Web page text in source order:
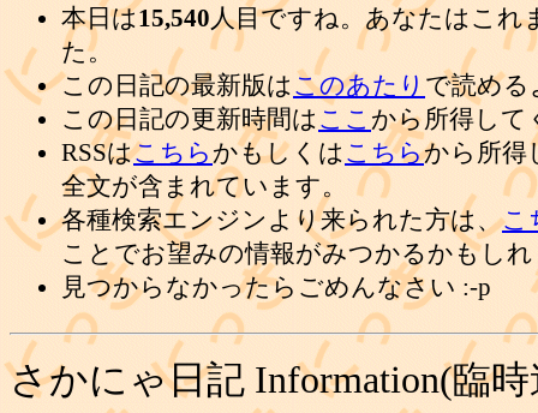
本日は15,540人目ですね。あなたはこれ
た。
この日記の最新版はこのあたり で読める
この日記の更新時間はここ から所得して
RSSはこちら かもしくはこちらから所得
全文が含まれています。
各種検索エンジンより来られた方は、こ
ことでお望みの情報がみつかるかもし
見つからなかったらごめんなさい :-p
さかにゃ日記 Information(臨